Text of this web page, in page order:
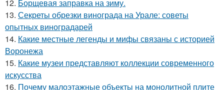
12. Борщевая заправка на зиму.
13. Секреты обрезки винограда на Урале: советы
опытных виноградарей
14. Какие местные легенды и мифы связаны с историей
Воронежа
15. Какие музеи представляют коллекции современного
искусства
16. Почему малоэтажные объекты на монолитной плите